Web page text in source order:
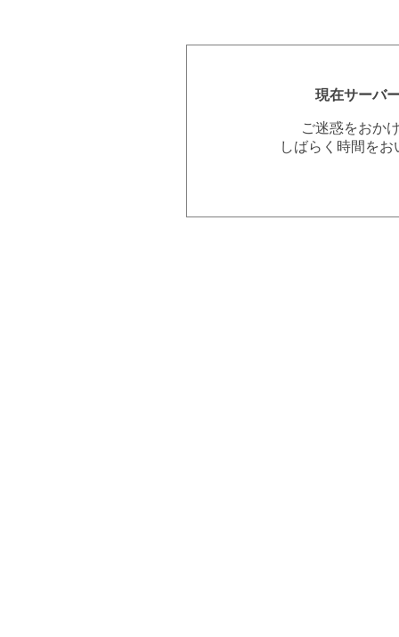
現在サーバ
ご迷惑をおか
しばらく時間を